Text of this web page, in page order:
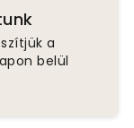
a
belül